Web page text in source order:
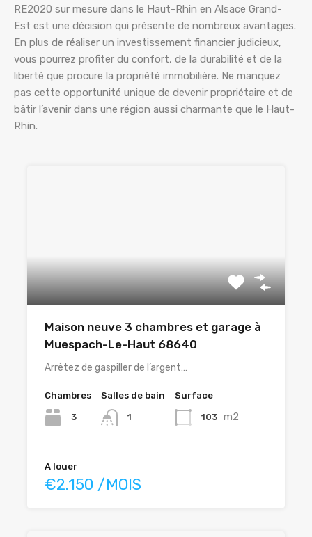
RE2020 sur mesure dans le Haut-Rhin en Alsace Grand-
Est est une décision qui présente de nombreux avantages.
En plus de réaliser un investissement financier judicieux,
vous pourrez profiter du confort, de la durabilité et de la
liberté que procure la propriété immobilière. Ne manquez
pas cette opportunité unique de devenir propriétaire et de
bâtir l’avenir dans une région aussi charmante que le Haut-
Rhin.
Maison neuve 3 chambres et garage à
Muespach-Le-Haut 68640
Arrêtez de gaspiller de l’argent…
Chambres
3
Salles de bain
1
Surface
103 m2
A louer
€2.150 /MOIS